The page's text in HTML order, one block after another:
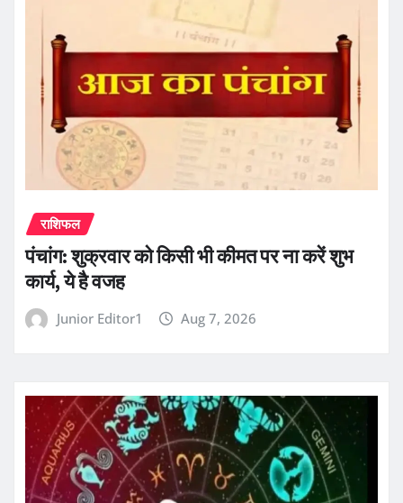
राशिफल
पंचांग: शुक्रवार को किसी भी कीमत पर ना करें शुभ
कार्य, ये है वजह
Junior Editor1 Aug 7, 2026